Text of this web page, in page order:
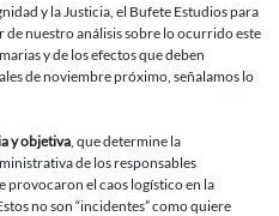
y la Justicia, el Bufete Estudios para
nuestro análisis sobre lo ocurrido este
y de los efectos que deben
de noviembre próximo, señalamos lo
y objetiva , que determine la
de los responsables
provocaron el caos logístico en la
no son “incidentes” como quiere